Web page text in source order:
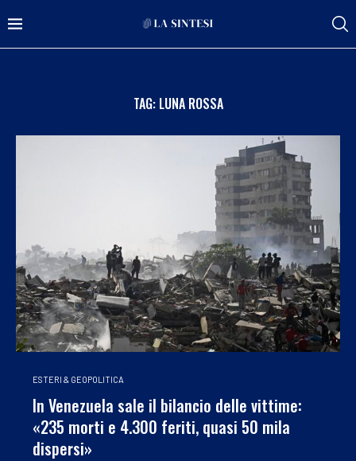
TAG: LUNA ROSSA
ESTERI & GEOPOLITICA
In Venezuela sale il bilancio delle vittime:
«235 morti e 4.300 feriti, quasi 50 mila
dispersi»